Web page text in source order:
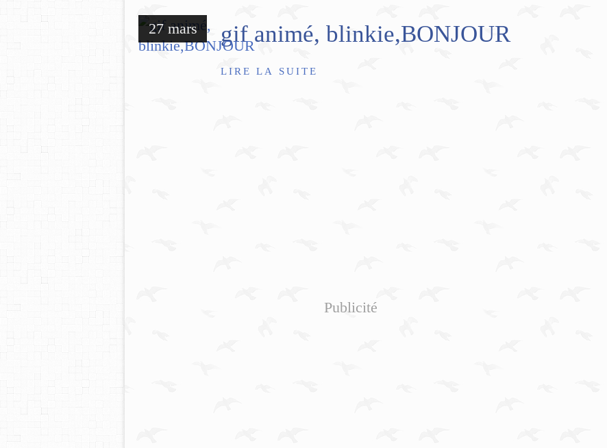
27 mars gif animé, blinkie,BONJOUR
LIRE LA SUITE
Publicité